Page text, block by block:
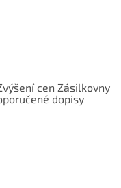
cen Zásilkovny
dopisy